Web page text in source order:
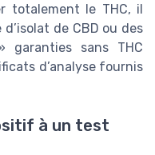
totalement le THC, il
de CBD ou des
garanties sans THC
d’analyse fournis
à un test